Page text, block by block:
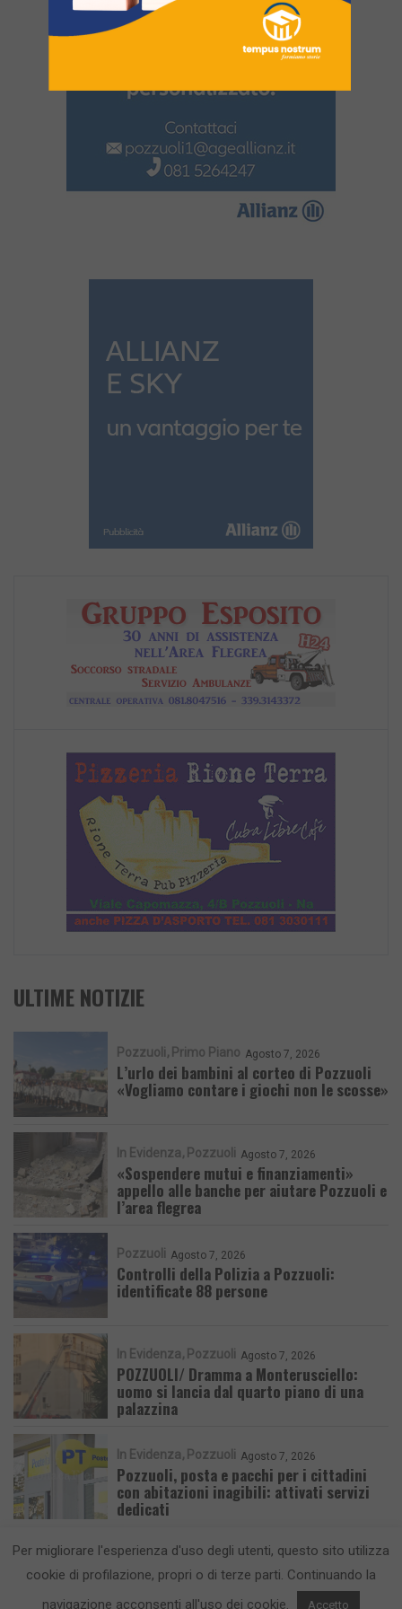
ULTIME NOTIZIE
Pozzuoli Primo Piano Agosto 7, 2026
L’urlo dei bambini al corteo di Pozzuoli
«Vogliamo contare i giochi non le scosse»
In Evidenza Pozzuoli Agosto 7, 2026
«Sospendere mutui e finanziamenti»
appello alle banche per aiutare Pozzuoli e
l’area flegrea
Pozzuoli Agosto 7, 2026
Controlli della Polizia a Pozzuoli:
identificate 88 persone
In Evidenza Pozzuoli Agosto 7, 2026
POZZUOLI/ Dramma a Monterusciello:
uomo si lancia dal quarto piano di una
palazzina
In Evidenza Pozzuoli Agosto 7, 2026
Pozzuoli, posta e pacchi per i cittadini
con abitazioni inagibili: attivati servizi
dedicati
Per migliorare l'esperienza d'uso degli utenti, questo sito utilizza
cookie di profilazione, propri o di terze parti. Continuando la
navigazione acconsenti all'uso dei cookie.
Accetto